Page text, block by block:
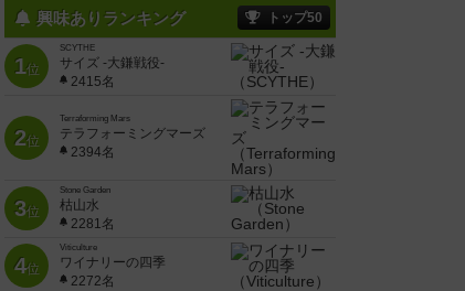
興味ありランキング トップ50
1位
SCYTHE
サイズ -大鎌戦役-
2415名
2位
Terraforming Mars
テラフォーミングマーズ
2394名
3位
Stone Garden
枯山水
2281名
4位
Viticulture
ワイナリーの四季
2272名